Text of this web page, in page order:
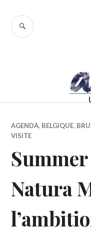
contenu
RECHERCHE
AGENDA, BELGIQUE,
VISITE
Natura